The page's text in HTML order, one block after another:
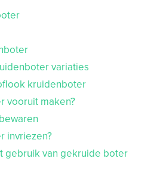
variaties
kruidenboter
vooruit maken?
invriezen?
gebruik van gekruide boter